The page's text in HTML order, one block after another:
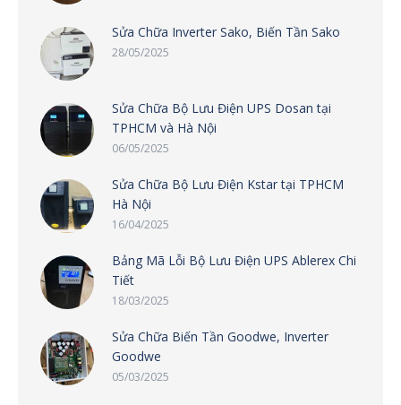
Sửa Chữa Inverter Sako, Biến Tần Sako
28/05/2025
Sửa Chữa Bộ Lưu Điện UPS Dosan tại
TPHCM và Hà Nội
06/05/2025
Sửa Chữa Bộ Lưu Điện Kstar tại TPHCM
Hà Nội
16/04/2025
Bảng Mã Lỗi Bộ Lưu Điện UPS Ablerex Chi
Tiết
18/03/2025
Sửa Chữa Biến Tần Goodwe, Inverter
Goodwe
05/03/2025